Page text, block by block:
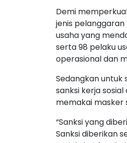
Demi
jenis
usaha yang
serta 98 pelaku
operasional dan
Sedangkan
sanksi kerja
memakai masker
“Sanksi yang
Sanksi diberikan